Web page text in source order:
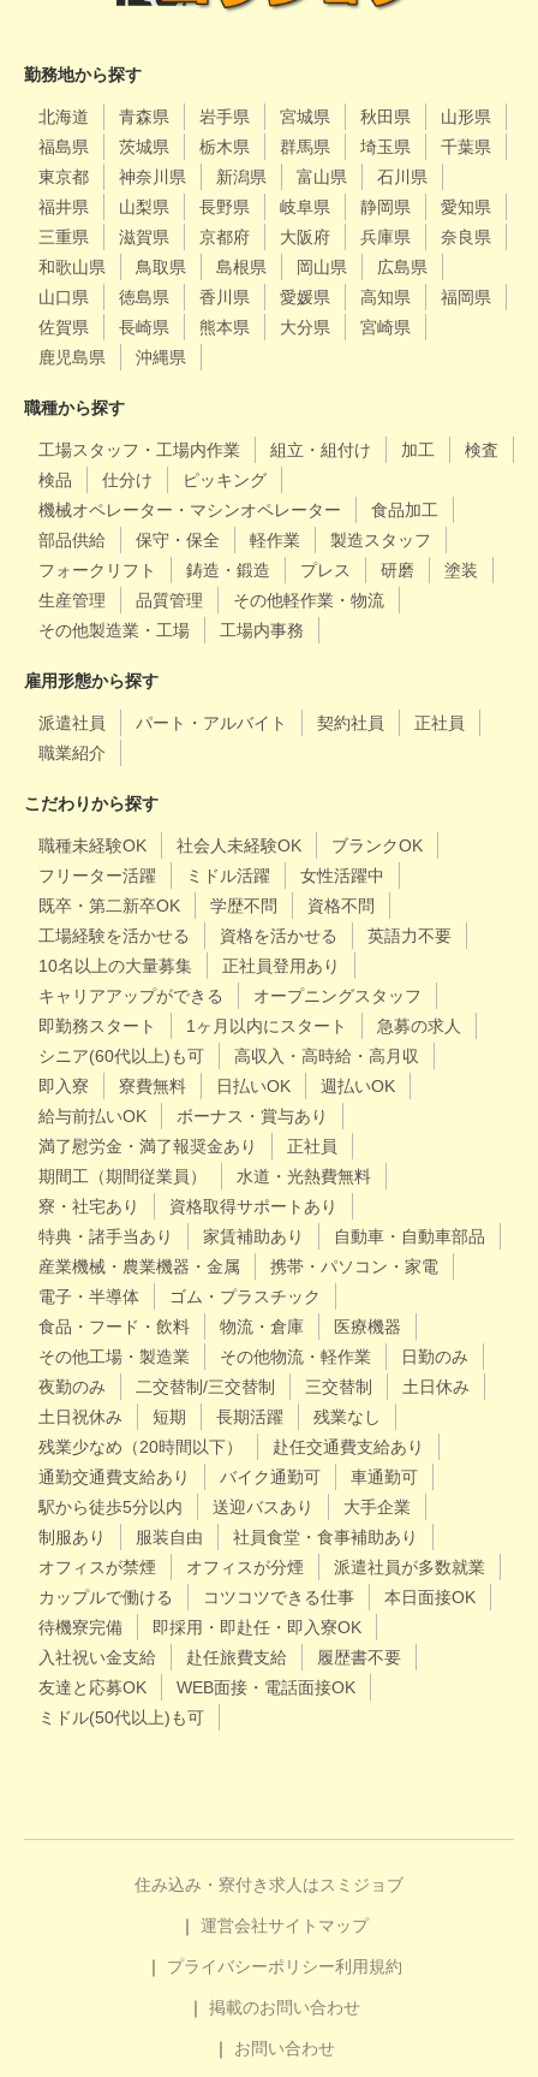
勤務地から探す
北海道 青森県 岩手県 宮城県 秋田県
山形県
福島県
茨城県 栃木県 群馬県 埼玉県
千葉県
東京都
神奈川県 新潟県 富山県
石川県
福井県
山梨県 長野県 岐阜県 静岡県
愛知県
三重県
滋賀県 京都府 大阪府 兵庫県
奈良県
和歌山県
鳥取県 島根県 岡山県
広島県
山口県
徳島県 香川県 愛媛県 高知県
福岡県
佐賀県
長崎県 熊本県 大分県
宮崎県
鹿児島県
沖縄県
職種から探す
工場スタッフ・工場内作業 組立・組付け 加工
検査
検品
仕分け
ピッキング
機械オペレーター・マシンオペレーター
食品加工
部品供給
保守・保全 軽作業
製造スタッフ
フォークリフト
鋳造・鍛造 プレス 研磨
塗装
生産管理
品質管理
その他軽作業・物流
その他製造業・工場
工場内事務
雇用形態から探す
派遣社員 パート・アルバイト 契約社員
正社員
職業紹介
こだわりから探す
職種未経験OK 社会人未経験OK
ブランクOK
フリーター活躍
ミドル活躍
女性活躍中
既卒・第二新卒OK
学歴不問
資格不問
工場経験を活かせる
資格を活かせる
英語力不要
10名以上の大量募集
正社員登用あり
キャリアアップができる
オープニングスタッフ
即勤務スタート
1ヶ月以内にスタート
急募の求人
シニア(60代以上)も可
高収入・高時給・高月収
即入寮
寮費無料 日払いOK
週払いOK
給与前払いOK
ボーナス・賞与あり
満了慰労金・満了報奨金あり
正社員
期間工（期間従業員）
水道・光熱費無料
寮・社宅あり
資格取得サポートあり
特典・諸手当あり
家賃補助あり
自動車・自動車部品
産業機械・農業機器・金属
携帯・パソコン・家電
電子・半導体
ゴム・プラスチック
食品・フード・飲料
物流・倉庫
医療機器
その他工場・製造業
その他物流・軽作業
日勤のみ
夜勤のみ
二交替制/三交替制 三交替制
土日休み
土日祝休み
短期 長期活躍
残業なし
残業少なめ（20時間以下）
赴任交通費支給あり
通勤交通費支給あり
バイク通勤可
車通勤可
駅から徒歩5分以内
送迎バスあり
大手企業
制服あり
服装自由
社員食堂・食事補助あり
オフィスが禁煙
オフィスが分煙
派遣社員が多数就業
カップルで働ける
コツコツできる仕事
本日面接OK
待機寮完備
即採用・即赴任・即入寮OK
入社祝い金支給
赴任旅費支給
履歴書不要
友達と応募OK
WEB面接・電話面接OK
ミドル(50代以上)も可
住み込み・寮付き求人はスミジョブ
運営会社サイトマップ
プライバシーポリシー利用規約
掲載のお問い合わせ
お問い合わせ